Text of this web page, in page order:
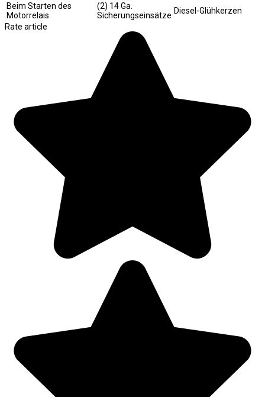
Beim Starten des
Motorrelais
(2) 14 Ga.
Sicherungseinsätze Diesel-Glühkerzen
Rate article